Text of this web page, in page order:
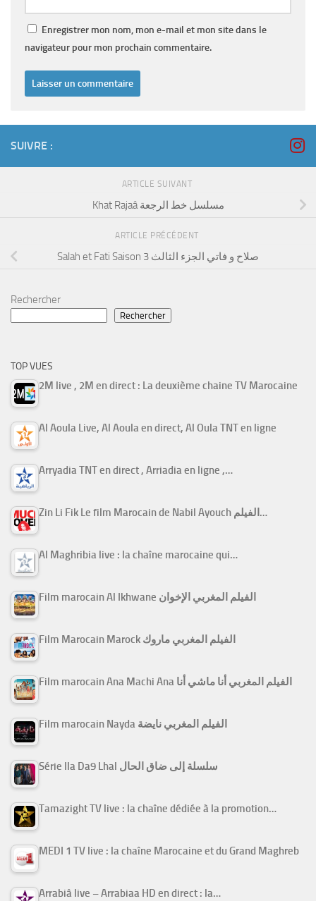
Enregistrer mon nom, mon e-mail et mon site dans le
navigateur pour mon prochain commentaire.
SUIVRE :
ARTICLE SUIVANT
Khat Rajaâ مسلسل خط الرجعة
ARTICLE PRÉCÉDENT
Salah et Fati Saison 3 صلاح و فاتي الجزء الثالث
Rechercher
Rechercher
TOP VUES
2M live , 2M en direct : La deuxième chaine TV Marocaine
Al Aoula Live, Al Aoula en direct, Al Oula TNT en ligne
Arryadia TNT en direct , Arriadia en ligne ,…
Zin Li Fik Le film Marocain de Nabil Ayouch الفيلم…
Al Maghribia live : la chaîne marocaine qui…
Film marocain Al Ikhwane الفيلم المغربي الإخوان
Film Marocain Marock الفيلم المغربي ماروك
Film marocain Ana Machi Ana الفيلم المغربي أنا ماشي أنا
Film marocain Nayda الفيلم المغربي نايضة
Série Ila Da9 Lhal سلسلة إلى ضاق الحال
Tamazight TV live : la chaîne dédiée à la promotion…
MEDI 1 TV live : la chaîne Marocaine et du Grand Maghreb
Arrabiâ live – Arrabiaa HD en direct : la…